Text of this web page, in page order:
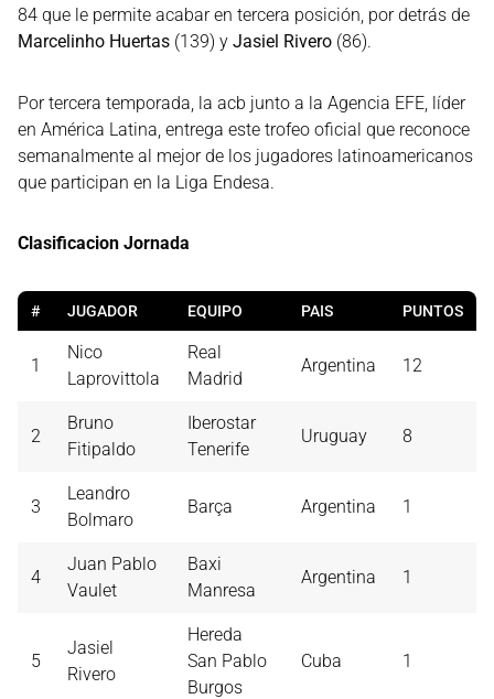
84 que le permite acabar en tercera posición, por detrás de
Marcelinho Huertas (139) y Jasiel Rivero (86).
Por tercera temporada, la acb junto a la Agencia EFE, líder
en América Latina, entrega este trofeo oficial que reconoce
semanalmente al mejor de los jugadores latinoamericanos
que participan en la Liga Endesa.
Clasificacion Jornada
# JUGADOR EQUIPO PAIS PUNTOS
1
Nico
Laprovittola
Real
Madrid
Argentina 12
2
Bruno
Fitipaldo
Iberostar
Tenerife
Uruguay 8
3
Leandro
Bolmaro
Barça Argentina 1
4
Juan Pablo
Vaulet
Baxi
Manresa
Argentina 1
5
Jasiel
Rivero
Hereda
San Pablo
Burgos
Cuba 1